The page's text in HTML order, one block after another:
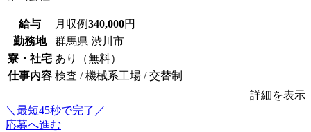
給与 月収例340,000円
勤務地
群馬県 渋川市
寮・社宅 あり（無料）
仕事内容 検査 / 機械系工場 / 交替制
詳細を表示
＼最短45秒で完了／
応募へ進む